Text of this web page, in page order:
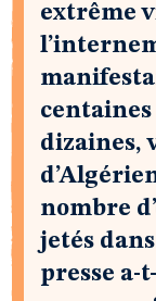
extrême
centaines
dizaines,
nombre
jetés
presse a-